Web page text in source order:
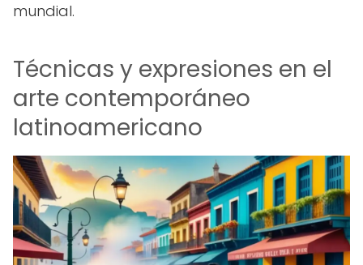
mundial.
Técnicas y expresiones en el
arte contemporáneo
latinoamericano